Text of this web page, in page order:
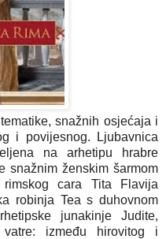
snažnih osjećaja i
i povijesnog. Ljubavnica
na arhetipu hrabre
snažnim ženskim šarmom
cara Tita Flavija
robinja Tea s duhovnom
junakinje Judite,
između hirovitog i